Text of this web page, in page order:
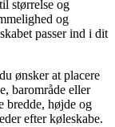
størrelse og
og
passer ind i dit
ønsker at placere
barområde eller
bredde, højde og
efter køleskabe.